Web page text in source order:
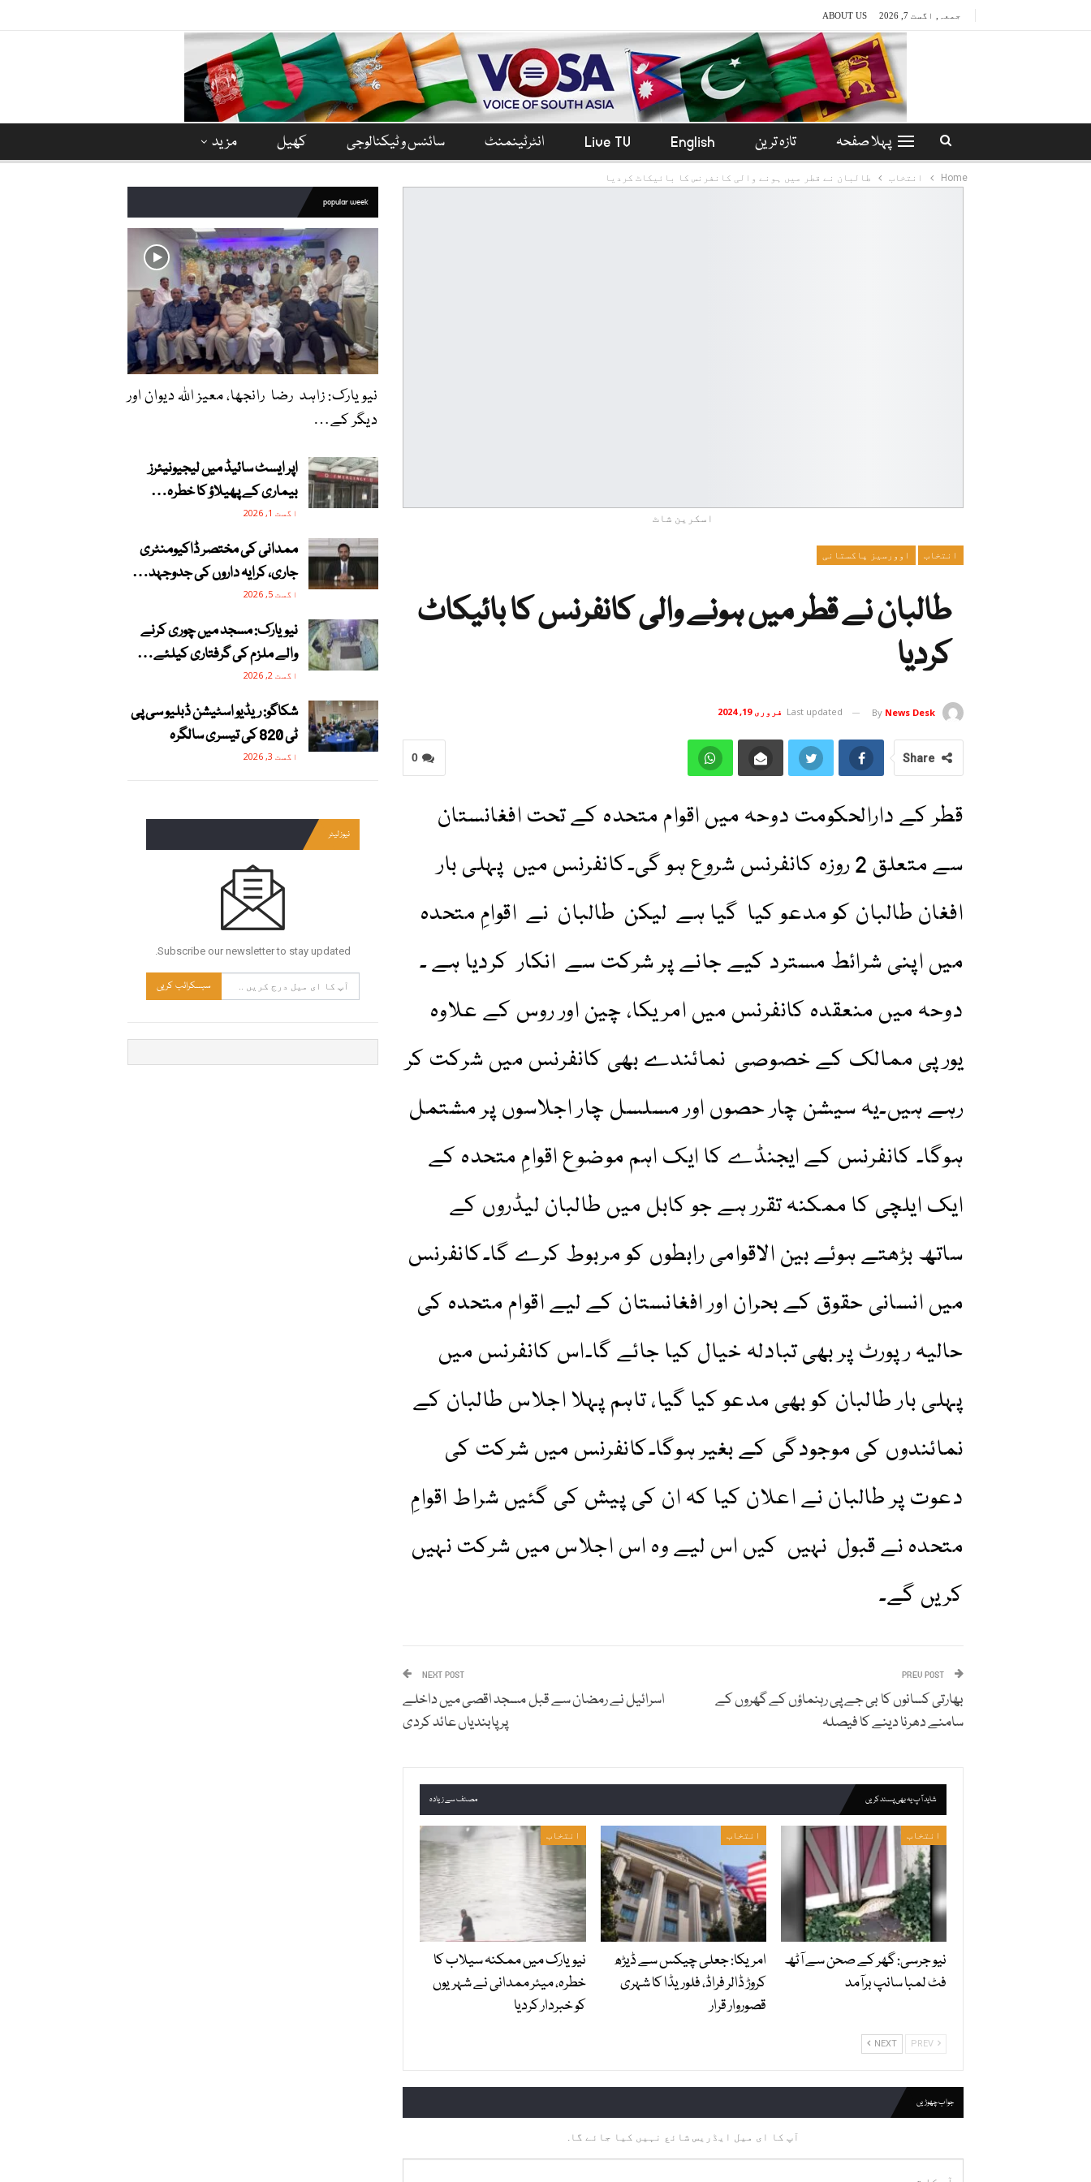
جمعہ, اگست 7, 2026 ABOUT US
پہلا صفحہ تازہ ترین English
Live TV انٹرٹینمنٹ سائنس و ٹیکنالوجی کھیل مزید
Home انتخاب طالبان نے قطر میں ہونے والی کانفرنس کا بائیکاٹ کردیا
اسکرین شاٹ
انتخاب اوورسیز پاکستانی
طالبان نے قطر میں ہونے والی کانفرنس کا بائیکاٹ
کردیا
By News Desk
Last updated فروری 19, 2024
0 Share
قطر کے دارالحکومت دوحہ میں اقوام متحدہ کے تحت افغانستان
سے متعلق 2 روزہ کانفرنس شروع ہو گی۔کانفرنس میں پہلی بار
افغان طالبان کو مدعو کیا گیا ہے لیکن طالبان نے اقوامِ متحدہ
میں اپنی شرائط مسترد کیے جانے پر شرکت سے انکار کردیا ہے ۔
دوحہ میں منعقدہ کانفرنس میں امریکا، چین اور روس کے علاوہ
یورپی ممالک کے خصوصی نمائندے بھی کانفرنس میں شرکت کر
رہے ہیں۔یہ سیشن چار حصوں اور مسلسل چار اجلاسوں پر مشتمل
ہوگا۔ کانفرنس کے ایجنڈے کا ایک اہم موضوع اقوامِ متحدہ کے
ایک ایلچی کا ممکنہ تقرر ہے جو کابل میں طالبان لیڈروں کے
ساتھ بڑھتے ہوئے بین الاقوامی رابطوں کو مربوط کرے گا۔کانفرنس
میں انسانی حقوق کے بحران اور افغانستان کے لیے اقوام متحدہ کی
حالیہ رپورٹ پر بھی تبادلہ خیال کیا جائے گا۔اس کانفرنس میں
پہلی بار طالبان کو بھی مدعو کیا گیا، تاہم پہلا اجلاس طالبان کے
نمائندوں کی موجودگی کے بغیر ہوگا۔کانفرنس میں شرکت کی
دعوت پر طالبان نے اعلان کیا کہ ان کی پیش کی گئیں شراط اقوامِ
متحدہ نے قبول نہیں کیں اس لیے وہ اس اجلاس میں شرکت نہیں
کریں گے۔
بھارتی کسانوں کا بی جے پی رہنماؤں کے گھروں کے
سامنے دھرنا دینے کا فیصلہ
NEXT POST
اسرائیل نے رمضان سے قبل مسجد اقصی میں داخلے
پر پابندیاں عائد کردی
شاید آپ یہ بھی پسند کریں مصنف سے زیادہ
انتخاب
نیو جرسی: گھر کے صحن سے آٹھ
فٹ لمبا سانپ برآمد
انتخاب
امریکا: جعلی چیکس سے ڈیڑھ
کروڑ ڈالر فراڈ، فلوریڈا کا شہری
قصوروار قرار
انتخاب
نیویارک میں ممکنہ سیلاب کا
خطرہ، میئر ممدانی نے شہریوں
کو خبردار کردیا
NEXT
جواب چھوڑیں
آپ کا ای میل ایڈریس شائع نہیں کیا جائے گا.
popular week
نیویارک: زاہد رضا رانجھا، معیز اللہ دیوان اور
دیگر کے…
اپر ایسٹ سائیڈ میں لیجیونیئرز
بیماری کے پھیلاؤ کا خطرہ…
اگست 1, 2026
ممدانی کی مختصر ڈاکیومنٹری
جاری، کرایہ داروں کی جدوجہد…
اگست 5, 2026
نیویارک: مسجد میں چوری کرنے
والے ملزم کی گرفتاری کیلئے…
اگست 2, 2026
شکاگو: ریڈیو اسٹیشن ڈبلیو سی پی
ٹی 820 کی تیسری سالگرہ
اگست 3, 2026
نیوز لیٹر
Subscribe our newsletter to stay updated.
سبسکرائب کریں